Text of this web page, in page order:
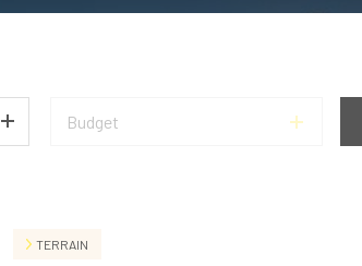
Budget
TERRAIN